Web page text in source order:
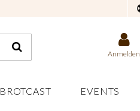
Anmelden
BROTCAST EVENTS